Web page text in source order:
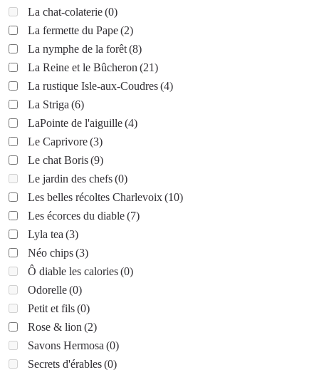
La chat-colaterie(0)
La fermette du Pape(2)
La nymphe de la forêt(8)
La Reine et le Bûcheron (21)
La rustique Isle-aux-Coudres(4)
La Striga (6)
LaPointe de l'aiguille(4)
Le Caprivore(3)
Le chat Boris(9)
Le jardin des chefs(0)
Les belles récoltes Charlevoix(10)
Les écorces du diable(7)
Lyla tea (3)
Néo chips(3)
Ô diable les calories(0)
Odorelle(0)
Petit et fils(0)
Rose & lion (2)
Savons Hermosa (0)
Secrets d'érables(0)